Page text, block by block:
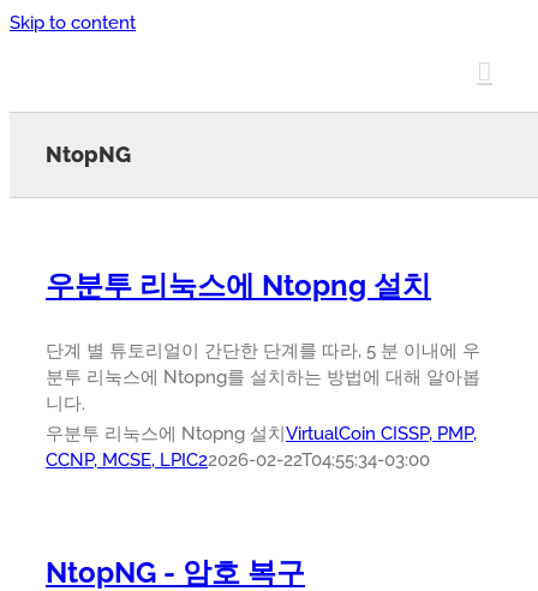
Skip to content
NtopNG
우분투 리눅스에 Ntopng 설치
단계 별 튜토리얼이 간단한 단계를 따라, 5 분 이내에 우
분투 리눅스에 Ntopng를 설치하는 방법에 대해 알아봅
니다.
우분투 리눅스에 Ntopng 설치VirtualCoin CISSP, PMP,
CCNP, MCSE, LPIC22026-02-22T04:55:34-03:00
NtopNG - 암호 복구